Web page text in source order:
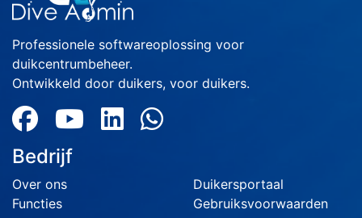
Professionele softwareoplossing voor
duikcentrumbeheer.
Ontwikkeld door duikers, voor duikers.
Bedrijf
Over ons
Functies
Duikersportaal
Gebruiksvoorwaarden